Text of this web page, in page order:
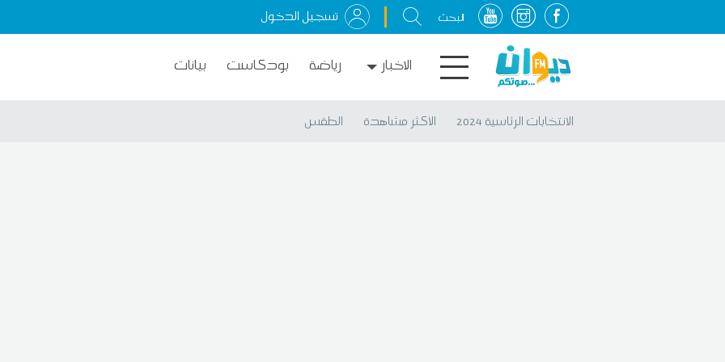
تسجيل الدخول
الاخبار رياضة بودكاست بيانات
الانتخابات الرئاسية 2024 الأكثر مشاهدة الطقس